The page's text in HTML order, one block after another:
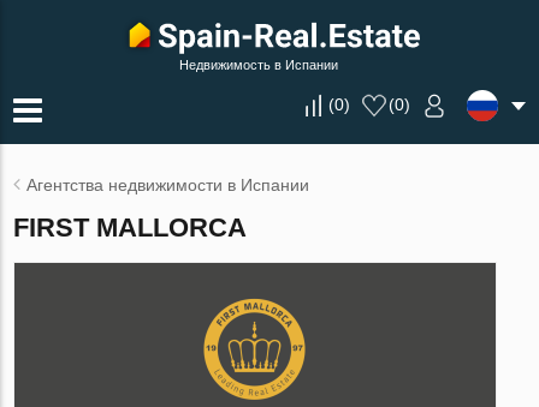
Недвижимость в Испании
(0) (0)
Агентства недвижимости в Испании
FIRST MALLORCA